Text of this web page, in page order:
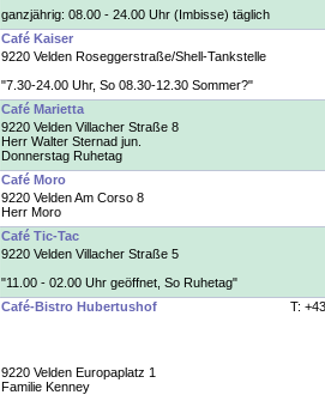
ganzjährig: 08.00 - 24.00 Uhr (Imbisse) täglich
Café Kaiser
9220 Velden Roseggerstraße/Shell-Tankstelle
"7.30-24.00 Uhr, So 08.30-12.30 Sommer?"
Café Marietta
9220 Velden Villacher Straße 8
Herr Walter Sternad jun.
Donnerstag Ruhetag
Café Moro
9220 Velden Am Corso 8
Herr Moro
Café Tic-Tac
9220 Velden Villacher Straße 5
"11.00 - 02.00 Uhr geöffnet, So Ruhetag"
Café-Bistro Hubertushof
T:
9220 Velden Europaplatz 1
Familie Kenney